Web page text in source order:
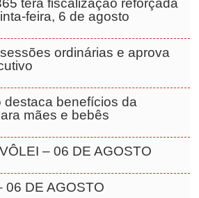
terá fiscalização reforçada
feira, 6 de agosto
ordinárias e aprova
destaca benefícios da
mães e bebês
– 06 DE AGOSTO
06 DE AGOSTO